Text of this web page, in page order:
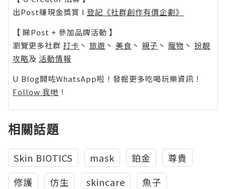
出Post賺現金獎賞 l 登記《社群創作有價企劃》
【 睇Post + 參加品牌活動 】
瀏覽更多社群 打卡 丶 旅遊 丶 美食 丶 親子 丶 寵物 丶 扮靚
攻略及 活動情報
U Blog開咗WhatsApp啦！發掘更多吃喝玩樂資訊！
Follow 我哋 ！
相關話題
Skin BIOTICS mask 鉑金
尊貴
修護
仿生 skincare
魚子